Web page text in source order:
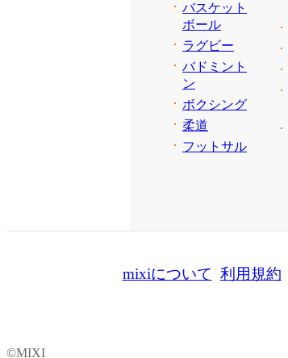
バスケット
ボール
ラグビー
バドミント
ン
ボクシング
柔道
フットサル
mixiについて 利用規約
©MIXI